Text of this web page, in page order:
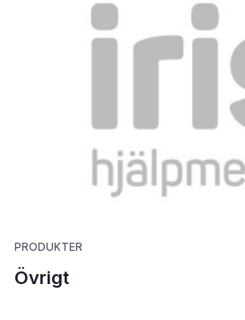
PRODUKTER
Övrigt